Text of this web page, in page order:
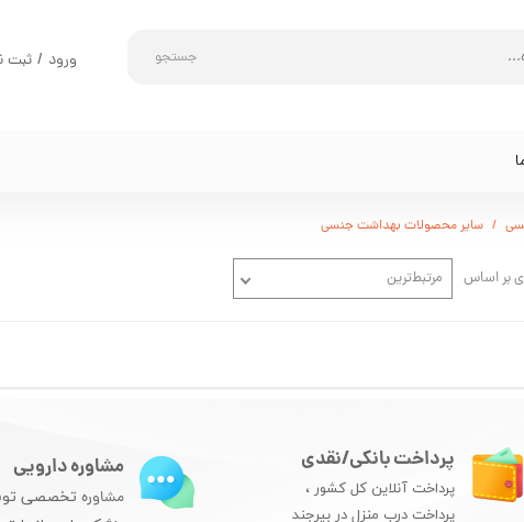
جستجو ورود / ثبت
سایر محصولات بهداشت جنسی
بر اساس مرتبط‌ترین
پرداخت بانکی/نقدی
پرداخت آنلاین کل کشور ،
پرداخت درب منزل در بیرجند
مشاوره دارویی
مشاوره تخصصی